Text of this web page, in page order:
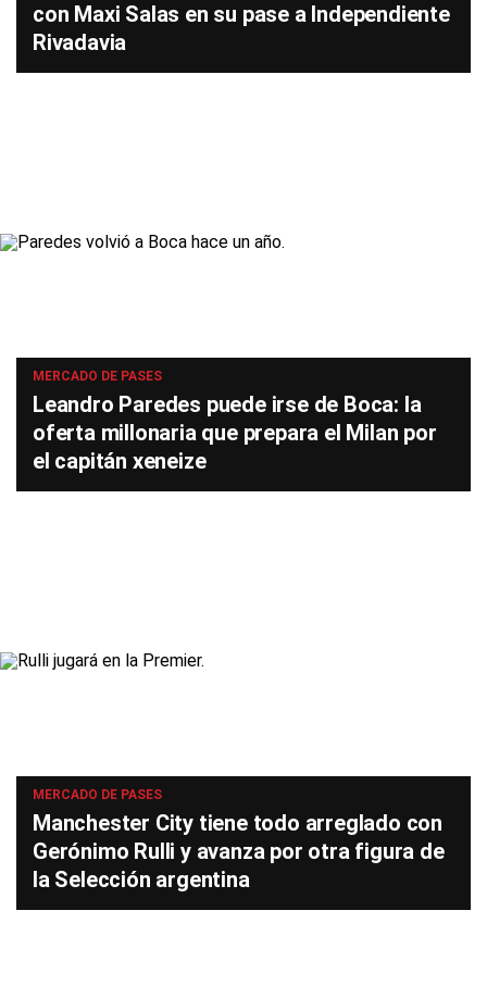
con Maxi Salas en su pase a Independiente
Rivadavia
MERCADO DE PASES
Leandro Paredes puede irse de Boca: la
oferta millonaria que prepara el Milan por
el capitán xeneize
MERCADO DE PASES
Manchester City tiene todo arreglado con
Gerónimo Rulli y avanza por otra figura de
la Selección argentina